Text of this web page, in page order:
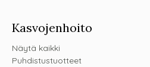
Kasvojenhoito
Näytä kaikki
Puhdistustuotteet